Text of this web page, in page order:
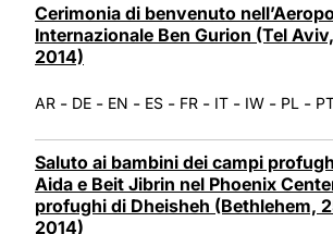
Cerimonia di benvenuto
Internazionale Ben Gurion (Tel
2014)
AR - DE - EN - ES - FR - IT - IW - PL -
Saluto ai bambini dei campi
Aida e Beit Jibrin nel Phoenix
profughi di Dheisheh (Bethlehem,
2014)